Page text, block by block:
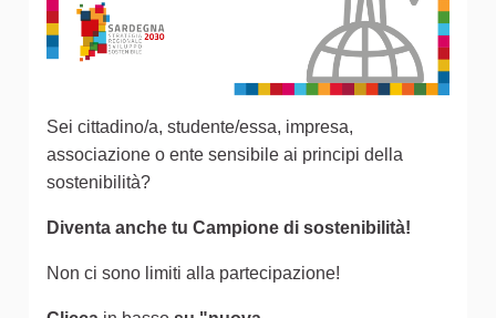
Sei cittadino/a, studente/essa, impresa,
associazione o ente sensibile ai principi della
sostenibilità?
Diventa anche tu Campione di sostenibilità!
Non ci sono limiti alla partecipazione!